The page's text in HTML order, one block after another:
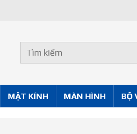
MẶT KÍNH MÀN HÌNH BỘ